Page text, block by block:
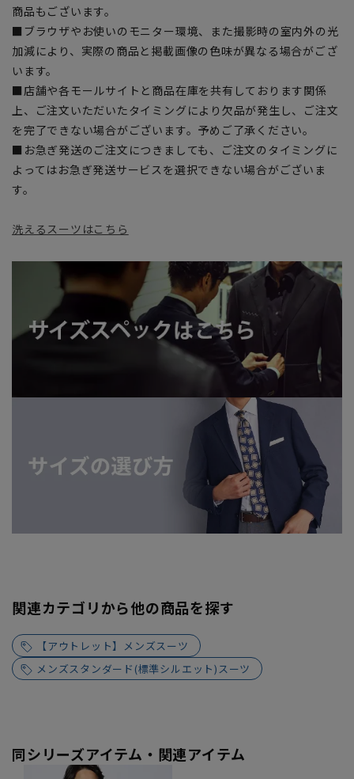
商品もございます。
■ブラウザやお使いのモニター環境、また撮影時の室内外の光
加減により、実際の商品と掲載画像の色味が異なる場合がござ
います。
■店舗や各モールサイトと商品在庫を共有しております関係
上、ご注文いただいたタイミングにより欠品が発生し、ご注文
を完了できない場合がございます。予めご了承ください。
■お急ぎ発送のご注文につきましても、ご注文のタイミングに
よってはお急ぎ発送サービスを選択できない場合がございま
す。
洗えるスーツはこちら
関連カテゴリから他の商品を探す
【アウトレット】メンズスーツ
メンズスタンダード(標準シルエット)スーツ
同シリーズアイテム・関連アイテム